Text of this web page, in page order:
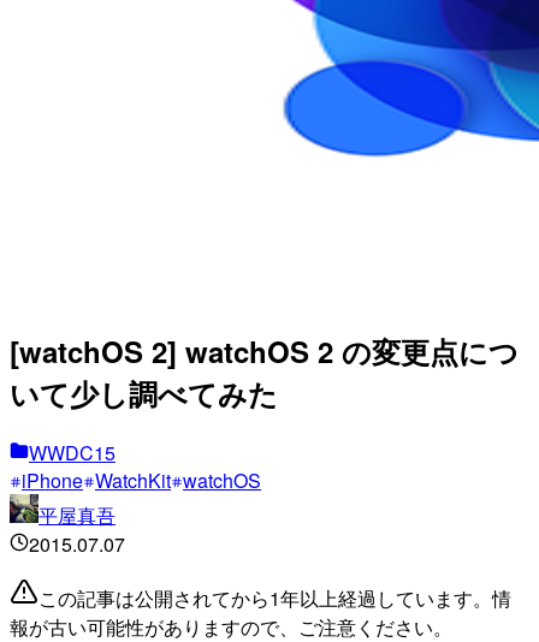
[watchOS 2] watchOS 2 の変更点につ
いて少し調べてみた
WWDC15
iPhone WatchKit watchOS
平屋真吾
2015.07.07
この記事は公開されてから1年以上経過しています。情
報が古い可能性がありますので、ご注意ください。